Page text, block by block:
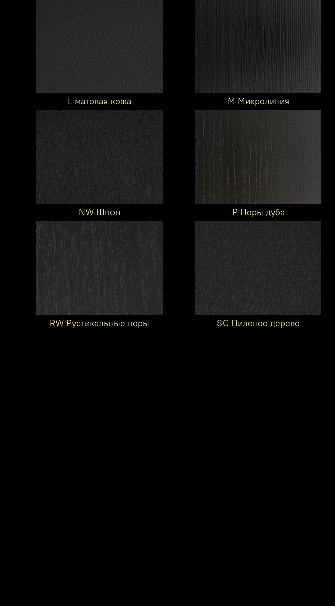
L матовая кожа M Микролиния
NW Шпон P Поры дуба
RW Рустикальные поры SC Пиленое дерево